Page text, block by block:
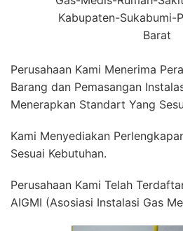
Kabupaten-Sukabumi-
Barat
Perusahaan Kami Menerima
Barang dan Pemasangan
Menerapkan Standart Yang
Kami Menyediakan
Sesuai Kebutuhan.
Perusahaan Kami Telah
AIGMI (Asosiasi Instalasi Gas